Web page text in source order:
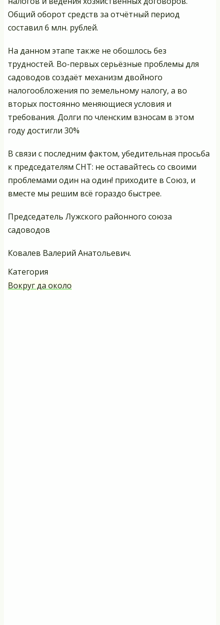
Общий оборот средств за отчётный период
составил 6 млн. рублей.
На данном этапе также не обошлось без
трудностей. Во-первых серьёзные проблемы для
садоводов создаёт механизм двойного
налогообложения по земельному налогу, а во
вторых постоянно меняющиеся условия и
требования. Долги по членским взносам в этом
году достигли 30%
В связи с последним фактом, убедительная просьба
к председателям СНТ: не оставайтесь со своими
проблемами один на один! приходите в Союз, и
вместе мы решим всё гораздо быстрее.
Председатель Лужского районного союза
садоводов
Ковалев Валерий Анатольевич.
Категория
Вокруг да около